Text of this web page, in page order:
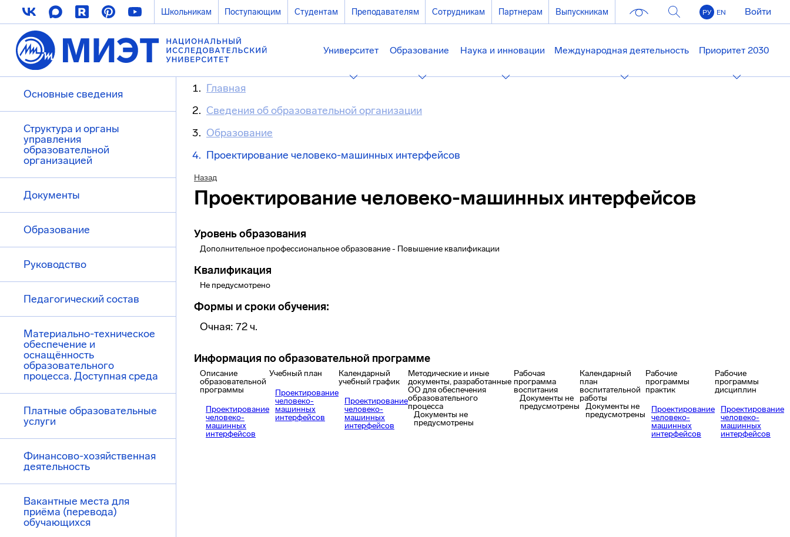
Школьникам Поступающим Студентам Преподавателям Сотрудникам Партнерам Выпускникам РУ EN Войти
Университет Образование Наука и инновации Международная деятельность Приоритет 2030
Основные сведения
Структура и органы
управления
образовательной
организацией
Документы
Образование
Руководство
Педагогический состав
Материально-техническое
обеспечение и
оснащённость
образовательного
процесса. Доступная среда
Платные образовательные
услуги
Финансово-хозяйственная
деятельность
Вакантные места для
приёма (перевода)
обучающихся
Главная
Сведения об образовательной организации
Образование
Проектирование человеко-машинных интерфейсов
Назад
Проектирование человеко-машинных интерфейсов
Уровень образования
Дополнительное профессиональное образование - Повышение квалификации
Квалификация
Не предусмотрено
Формы и сроки обучения:
Очная: 72 ч.
Информация по образовательной программе
Описание
образовательной
программы
Проектирование
человеко-
машинных
интерфейсов
Учебный план
Проектирование
человеко-
машинных
интерфейсов
Календарный
учебный график
Проектирование
человеко-
машинных
интерфейсов
Методические и иные
документы, разработанные
ОО для обеспечения
образовательного
процесса
Документы не
предусмотрены
Рабочая
программа
воспитания
Документы не
предусмотрены
Календарный
план
воспитательной
работы
Документы не
предусмотрены
Рабочие
программы
практик
Проектирование
человеко-
машинных
интерфейсов
Рабочие
программы
дисциплин
Проектирование
человеко-
машинных
интерфейсов